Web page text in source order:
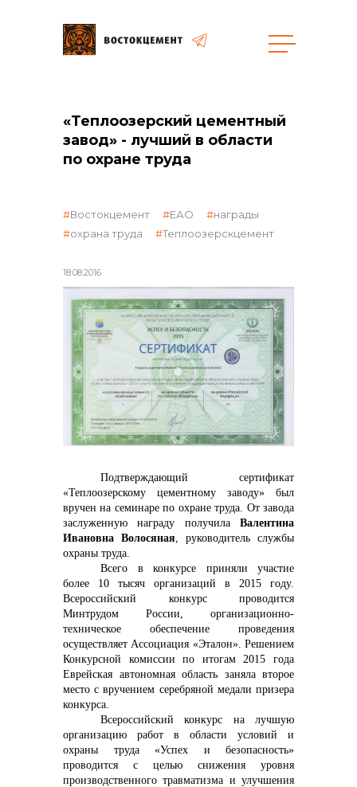
Закупки
общая информация
объявленные закупки
реализация неликвидов
контакты отдела закупок
Контакты
+7 (423) 234 50 50
info@vostokcement.ru
«Теплоозерский цементный
завод» - лучший в области
по охране труда
18.08.2016
Востокцемент ЕАО
награды
охрана труда
Теплоозерскцемент
Подтверждающий сертификат
«Теплоозерскому цементному заводу» был
вручен на семинаре по охране труда. От завода
заслуженную награду получила Валентина
Ивановна Волосяная, руководитель службы
охраны труда.
Всего в конкурсе приняли участие
более 10 тысяч организаций в 2015 году.
Всероссийский конкурс проводится
Минтрудом России, организационно-
техническое обеспечение проведения
осуществляет Ассоциация «Эталон». Решением
Конкурсной комиссии по итогам 2015 года
Еврейская автономная область заняла второе
место с вручением серебряной медали призера
конкурса.
Всероссийский конкурс на лучшую
организацию работ в области условий и
охраны труда «Успех и безопасность»
проводится с целью снижения уровня
производственного травматизма и улучшения